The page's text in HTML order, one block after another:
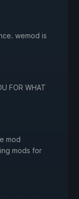
wemod is
FOR WHAT
mod
mods for